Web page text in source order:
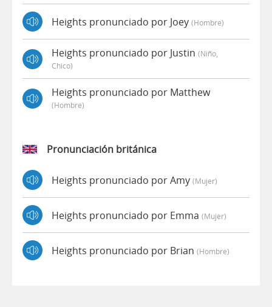
Heights pronunciado por Joey (hombre)
Heights pronunciado por Justin (niño,
Chico)
Heights pronunciado por Matthew
(hombre)
Pronunciación británica
Heights pronunciado por Amy (mujer)
Heights pronunciado por Emma (mujer)
Heights pronunciado por Brian (hombre)